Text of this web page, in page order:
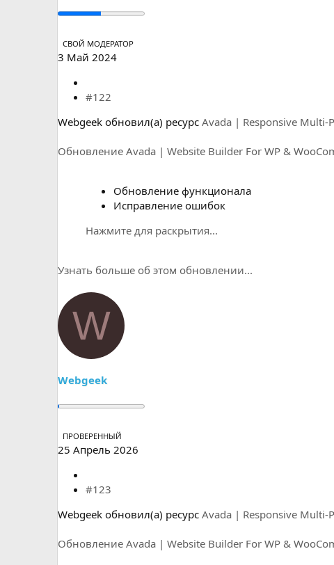
СВОЙ МОДЕРАТОР
3 Май 2024
#122
Webgeek обновил(а) ресурс Avada | Responsive Multi-
Обновление Avada | Website Builder For WP &
Обновление функционала
Исправление ошибок
Нажмите для раскрытия...
Узнать больше об этом обновлении...
W
Webgeek
ПРОВЕРЕННЫЙ
25 Апрель 2026
#123
Webgeek обновил(а) ресурс Avada | Responsive Multi-
Обновление Avada | Website Builder For WP &